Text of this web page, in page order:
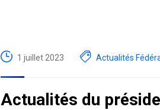
1 juillet 2023 Actualités
Actualités du